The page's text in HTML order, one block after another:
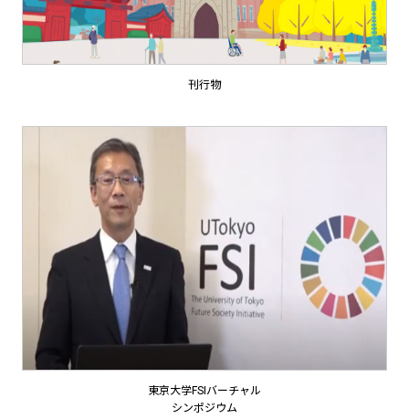
刊行物
東京大学FSIバーチャル
シンポジウム